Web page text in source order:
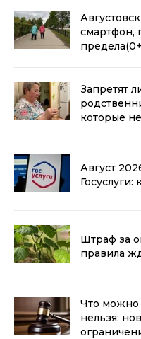
смартфон,
предела
Запретят
которые
Август
Госуслуги:
Штраф за
правила
Что можно
нельзя: